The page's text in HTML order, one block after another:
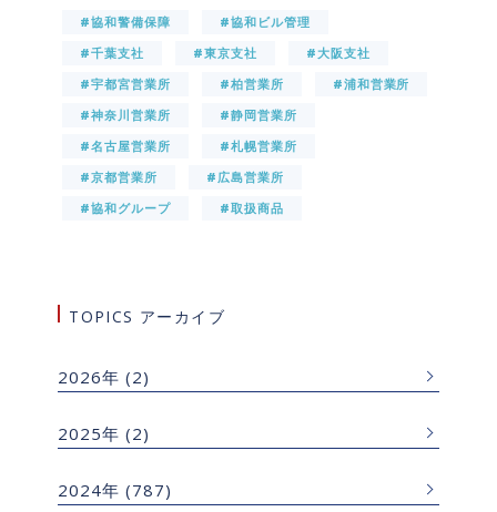
#協和警備保障
#協和ビル管理
#千葉支社
#東京支社
#大阪支社
#宇都宮営業所
#柏営業所
#浦和営業所
#神奈川営業所
#静岡営業所
#名古屋営業所
#札幌営業所
#京都営業所
#広島営業所
#協和グループ
#取扱商品
TOPICS アーカイブ
2026年 (2)
2025年 (2)
2024年 (787)